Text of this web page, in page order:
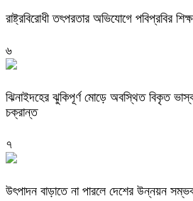
রাষ্ট্রবিরোধী তৎপরতার অভিযোগে পবিপ্রবির
৬
ঝিনাইদহের ঝুকিপূর্ণ মোড়ে অবস্থিত বিকৃত
চক্রান্ত
৭
উৎপাদন বাড়াতে না পারলে দেশের উন্নয়ন